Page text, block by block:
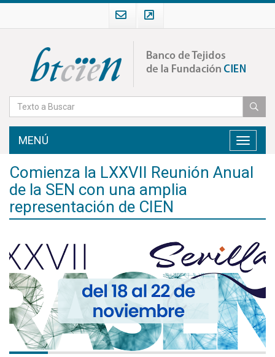
Toggle
MENÚ
Comienza la LXXVII Reunión Anual
de la SEN con una amplia
representación de CIEN